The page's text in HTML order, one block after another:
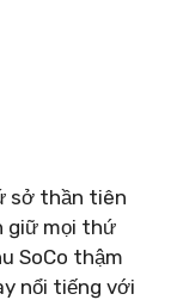
sở thần tiên
giữ mọi thứ
SoCo thậm
nổi tiếng với